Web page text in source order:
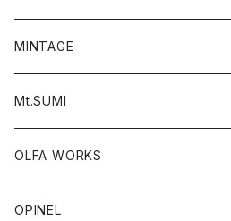
MINTAGE
Mt.SUMI
OLFA WORKS
OPINEL